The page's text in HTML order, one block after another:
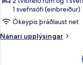
(deluxe)
1 svefnsófi (einbreiður)
Ókeypis þráðlaust net
Nánari upplýsingar
Nánari